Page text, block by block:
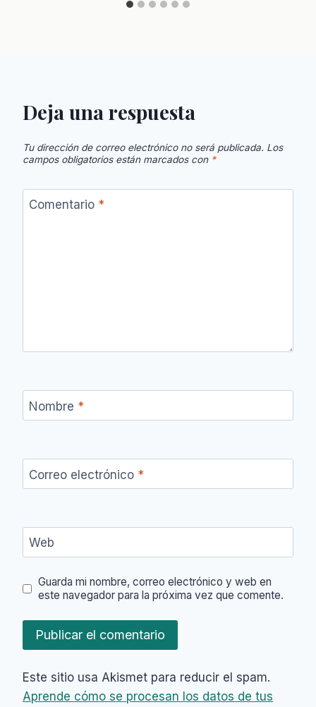
Deja una respuesta
Tu dirección de correo electrónico no será publicada. Los
campos obligatorios están marcados con *
Comentario *
Nombre *
Correo electrónico *
Web
Guarda mi nombre, correo electrónico y web en
este navegador para la próxima vez que comente.
Este sitio usa Akismet para reducir el spam.
Aprende cómo se procesan los datos de tus